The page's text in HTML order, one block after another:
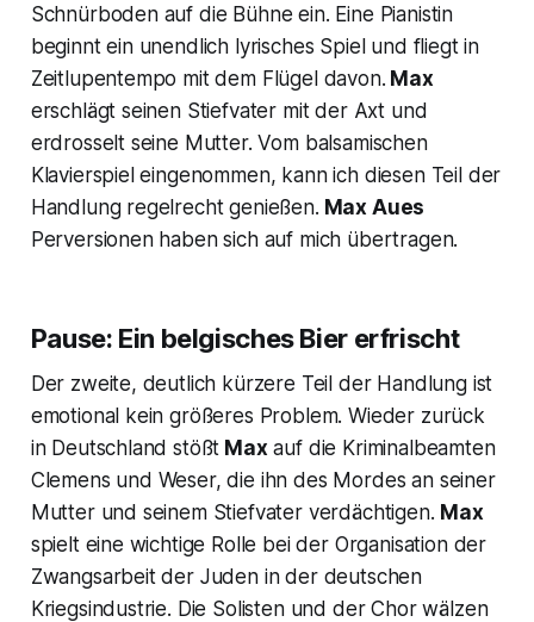
Schnürboden auf die Bühne ein. Eine Pianistin
beginnt ein unendlich lyrisches Spiel und fliegt in
Zeitlupentempo mit dem Flügel davon. Max
erschlägt seinen Stiefvater mit der Axt und
erdrosselt seine Mutter. Vom balsamischen
Klavierspiel eingenommen, kann ich diesen Teil der
Handlung regelrecht genießen. Max Aues
Perversionen haben sich auf mich übertragen.
Pause: Ein belgisches Bier erfrischt
Der zweite, deutlich kürzere Teil der Handlung ist
emotional kein größeres Problem. Wieder zurück
in Deutschland stößt Max auf die Kriminalbeamten
Clemens und Weser, die ihn des Mordes an seiner
Mutter und seinem Stiefvater verdächtigen. Max
spielt eine wichtige Rolle bei der Organisation der
Zwangsarbeit der Juden in der deutschen
Kriegsindustrie. Die Solisten und der Chor wälzen